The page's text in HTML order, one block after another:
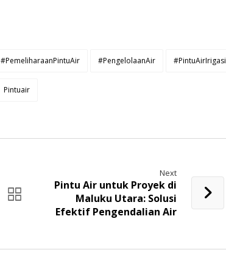
#PemeliharaanPintuAir #PengelolaanAir #PintuAirIrigasi
Pintuair
Next
Pintu Air untuk Proyek di
Maluku Utara: Solusi
Efektif Pengendalian Air